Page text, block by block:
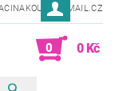
0 0 Kč